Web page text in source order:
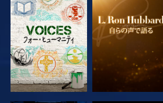
シリーズを探求 シリーズを探求